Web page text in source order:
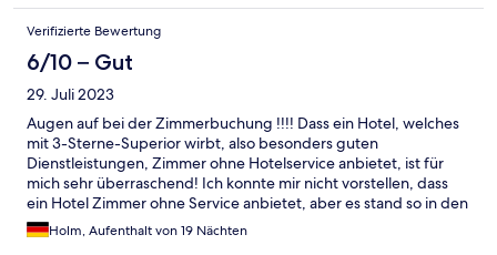
Verifizierte Bewertung
6/10 – Gut
29. Juli 2023
Augen auf bei der Zimmerbuchung !!!! Dass ein Hotel, welches
mit 3-Sterne-Superior wirbt, also besonders guten
Dienstleistungen, Zimmer ohne Hotelservice anbietet, ist für
mich sehr überraschend! Ich konnte mir nicht vorstellen, dass
ein Hotel Zimmer ohne Service anbietet, aber es stand so in den
Buchungsunterlagen, ich hätte nur alles richtig lesen müssen.
Zur Sauberkeit: Spinnweben am Fenster (zwischen Fenster und
Holm, Aufenthalt von 19 Nächten